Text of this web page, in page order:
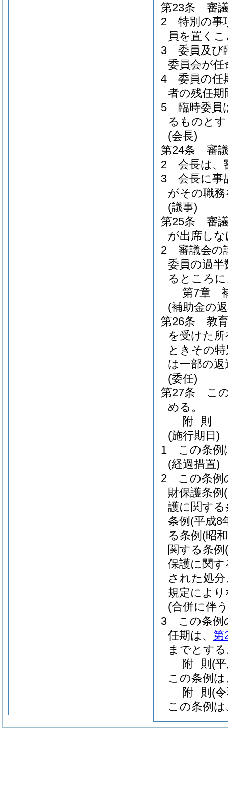
第23条
審
2
特別の事
員を置く
3
委員及び
委員会が任
4
委員の任
者の残任
5
臨時委員
るものと
(会長)
第24条
審
2
会長は、
3
会長に事
がその職
(議事)
第25条
審
が出席し
2
審議会の
委員の過
るところ
第7章
(補助金の
第26条
教
を受けた
ときその
は一部の
(委任)
第27条
こ
める。
附 則
(施行期日)
1
この条例
(経過措置)
2
この条例
財保護条例
護に関する
条例 (平成8
る条例 (昭
関する条例
保護に関す
された処
規定によ
(合併に伴
3
この条例
任期は、 第
までとす
附 則 (
この条例
附 則 (
この条例